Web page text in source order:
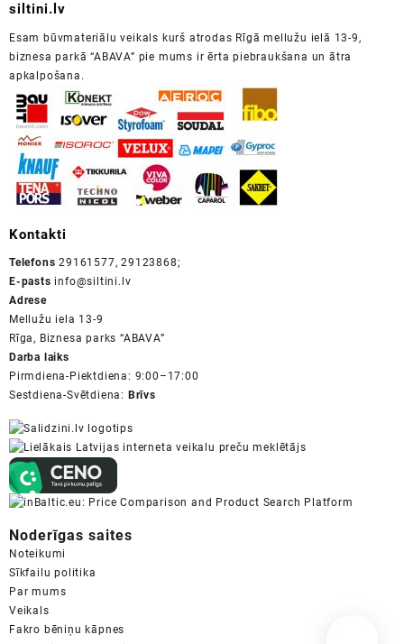
siltini.lv
Esam būvmateriālu veikals kurš atrodas Rīgā mellužu ielā 13-9,
biznesa parkā “ABAVA” pie mums ir ērta piebraukšana un ātra
apkalpošana.
Kontakti
Telefons 29161577, 29123868;
E-pasts info@siltini.lv
Adrese
Mellužu iela 13-9
Rīga, Biznesa parks “ABAVA”
Darba laiks
Pirmdiena-Piektdiena: 9:00–17:00
Sestdiena-Svētdiena: Brīvs
Noderīgas saites
Noteikumi
Sīkfailu politika
Par mums
Veikals
Fakro bēniņu kāpnes